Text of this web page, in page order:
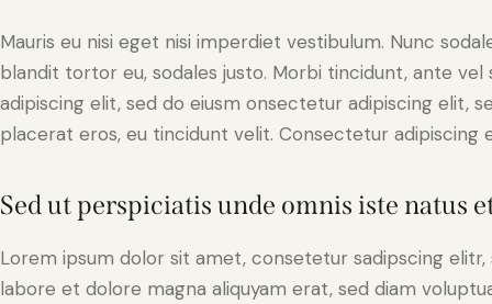
Mauris eu nisi eget nisi imperdiet vestibulum. Nunc
blandit tortor eu, sodales justo. Morbi tincidunt, ante
adipiscing elit, sed do eiusm onsectetur adipiscing elit,
placerat eros, eu tincidunt velit. Consectetur adipiscing
Sed ut perspiciatis unde omnis iste natus
Lorem ipsum dolor sit amet, consetetur sadipscing
labore et dolore magna aliquyam erat, sed diam